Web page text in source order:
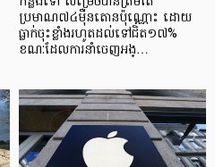
ប្រមាណ៧៤ម៉ឺនតោនប៉ុណ្ណោះ ដោយ
ធ្លាក់ចុះខ្លាំងរហូតដល់ទៅជិត១៧%
ខណៈដែលការនាំចេញអង្…